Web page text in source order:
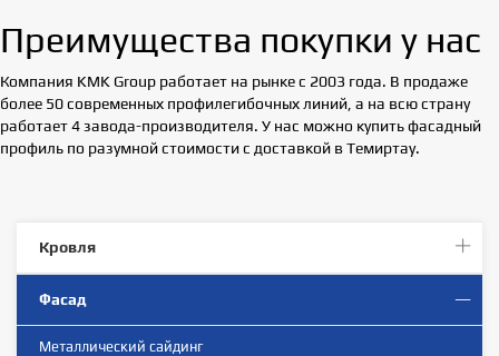
Кровля
Фасад
Металлический сайдинг
Преимущества покупки у нас
Компания KMK Group работает на рынке с 2003 года. В продаже
более 50 современных профилегибочных линий, а на всю страну
работает 4 завода-производителя. У нас можно купить фасадный
профиль по разумной стоимости с доставкой в Темиртау.